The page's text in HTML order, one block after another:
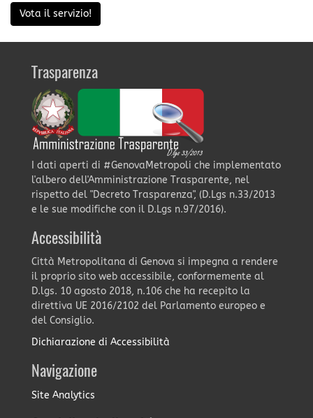
Vota il servizio!
Trasparenza
I dati aperti di #GenovaMetropoli che implementato
l'albero dell'Amministrazione Trasparente, nel
rispetto del "Decreto Trasparenza", (D.Lgs n.33/2013
e le sue modifiche con il D.Lgs n.97/2016).
Accessibilità
Città Metropolitana di Genova si impegna a rendere
il proprio sito web accessibile, conformemente al
D.lgs. 10 agosto 2018, n.106 che ha recepito la
direttiva UE 2016/2102 del Parlamento europeo e
del Consiglio.
Dichiarazione di Accessibilità
Navigazione
Site Analytics